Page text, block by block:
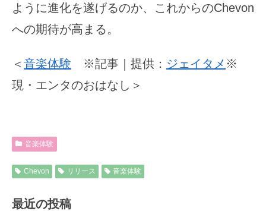
ように進化を遂げるのか、これからのChevon
への期待が高まる。
＜ 音楽体験 ※記事｜提供： ジェイタメ ※
現・エンタのおはなし＞
音楽体験
Chevon リリース 音楽体験
最近の投稿